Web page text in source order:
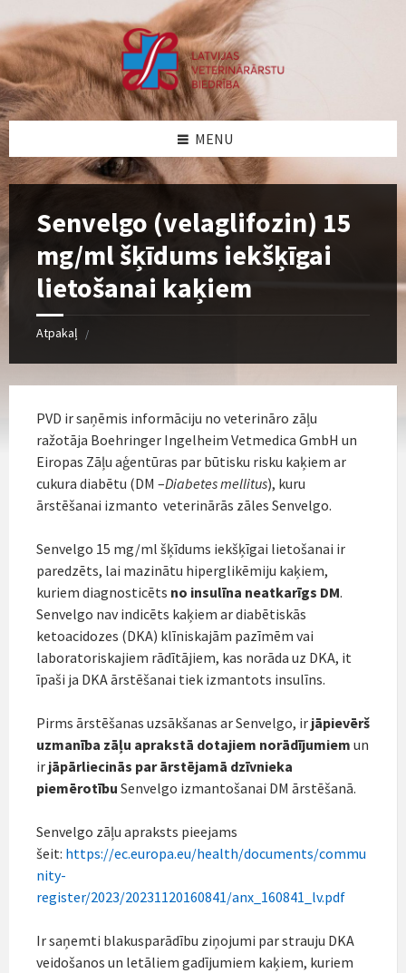
to
content
to
left
sidebar
to
right
sidebar
to
footer
MENU
Senvelgo (velaglifozin) 15
mg/ml šķīdums iekšķīgai
lietošanai kaķiem
Atpakaļ /
PVD ir saņēmis informāciju no veterināro zāļu
ražotāja Boehringer Ingelheim Vetmedica GmbH un
Eiropas Zāļu aģentūras par būtisku risku kaķiem ar
cukura diabētu (DM –Diabetes mellitus), kuru
ārstēšanai izmanto veterinārās zāles Senvelgo.
Senvelgo 15 mg/ml šķīdums iekšķīgai lietošanai ir
paredzēts, lai mazinātu hiperglikēmiju kaķiem,
kuriem diagnosticēts no insulīna neatkarīgs DM.
Senvelgo nav indicēts kaķiem ar diabētiskās
ketoacidozes (DKA) klīniskajām pazīmēm vai
laboratoriskajiem rādītājiem, kas norāda uz DKA, it
īpaši ja DKA ārstēšanai tiek izmantots insulīns.
Pirms ārstēšanas uzsākšanas ar Senvelgo, ir jāpievērš
uzmanība zāļu aprakstā dotajiem norādījumiem un
ir jāpārliecinās par ārstējamā dzīvnieka
piemērotību Senvelgo izmantošanai DM ārstēšanā.
Senvelgo zāļu apraksts pieejams
šeit: https://ec.europa.eu/health/documents/commu
nity-
register/2023/20231120160841/anx_160841_lv.pdf
Ir saņemti blakusparādību ziņojumi par strauju DKA
veidošanos un letāliem gadījumiem kaķiem, kuriem